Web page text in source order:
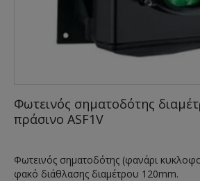
Φωτεινός σηματοδότης
πράσινο ASF1V
Φωτεινός σηματοδότης (φανάρι
φακό διάθλασης διαμέτρου 120mm.